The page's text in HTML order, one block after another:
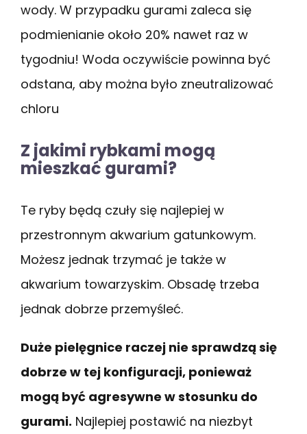
wody. W przypadku gurami zaleca się
podmienianie około 20% nawet raz w
tygodniu! Woda oczywiście powinna być
odstana, aby można było zneutralizować
chloru
Z jakimi rybkami mogą
mieszkać gurami?
Te ryby będą czuły się najlepiej w
przestronnym akwarium gatunkowym.
Możesz jednak trzymać je także w
akwarium towarzyskim. Obsadę trzeba
jednak dobrze przemyśleć.
Duże pielęgnice raczej nie sprawdzą się
dobrze w tej konfiguracji, ponieważ
mogą być agresywne w stosunku do
gurami. Najlepiej postawić na niezbyt